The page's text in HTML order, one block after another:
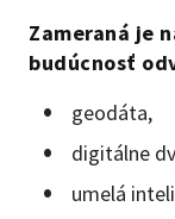
Zameraná je
budúcnosť
geodáta,
digitálne
umelá